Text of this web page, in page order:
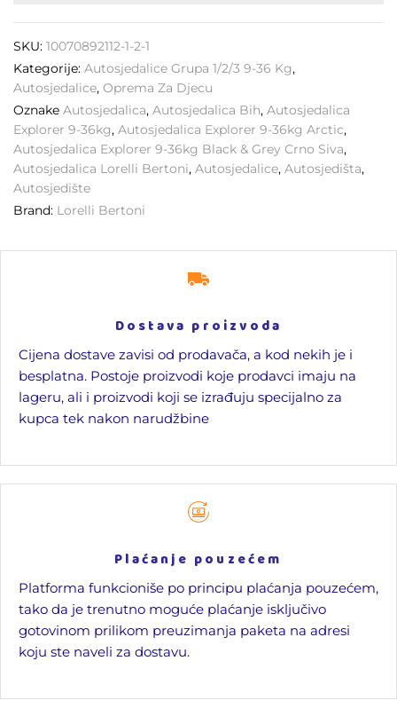
SKU: 10070892112-1-2-1
Kategorije: Autosjedalice Grupa 1/2/3 9-36 Kg,
Autosjedalice, Oprema Za Djecu
Oznake Autosjedalica, Autosjedalica Bih, Autosjedalica
Explorer 9-36kg, Autosjedalica Explorer 9-36kg Arctic,
Autosjedalica Explorer 9-36kg Black & Grey Crno Siva,
Autosjedalica Lorelli Bertoni, Autosjedalice, Autosjedišta,
Autosjedište
Brand: Lorelli Bertoni
Dostava proizvoda
Cijena dostave zavisi od prodavača, a kod nekih je i
besplatna. Postoje proizvodi koje prodavci imaju na
lageru, ali i proizvodi koji se izrađuju specijalno za
kupca tek nakon narudžbine
Plaćanje pouzećem
Platforma funkcioniše po principu plaćanja pouzećem,
tako da je trenutno moguće plaćanje isključivo
gotovinom prilikom preuzimanja paketa na adresi
koju ste naveli za dostavu.